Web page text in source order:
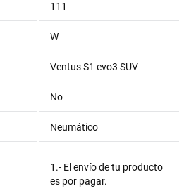
111
W
Ventus S1 evo3 SUV
No
Neumático
1.- El envío de tu producto
es por pagar.